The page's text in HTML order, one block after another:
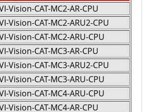
Vision-CAT-MC2-AR-CPU
Vision-CAT-MC2-ARU2-CPU
Vision-CAT-MC2-ARU-CPU
Vision-CAT-MC3-AR-CPU
Vision-CAT-MC3-ARU2-CPU
Vision-CAT-MC3-ARU-CPU
Vision-CAT-MC4-ARU-CPU
Vision-CAT-MC4-AR-CPU